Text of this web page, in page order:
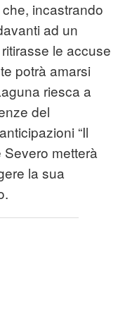
incastrando
ad un
le accuse
potrà amarsi
riesca a
del
“Il
metterà
la sua